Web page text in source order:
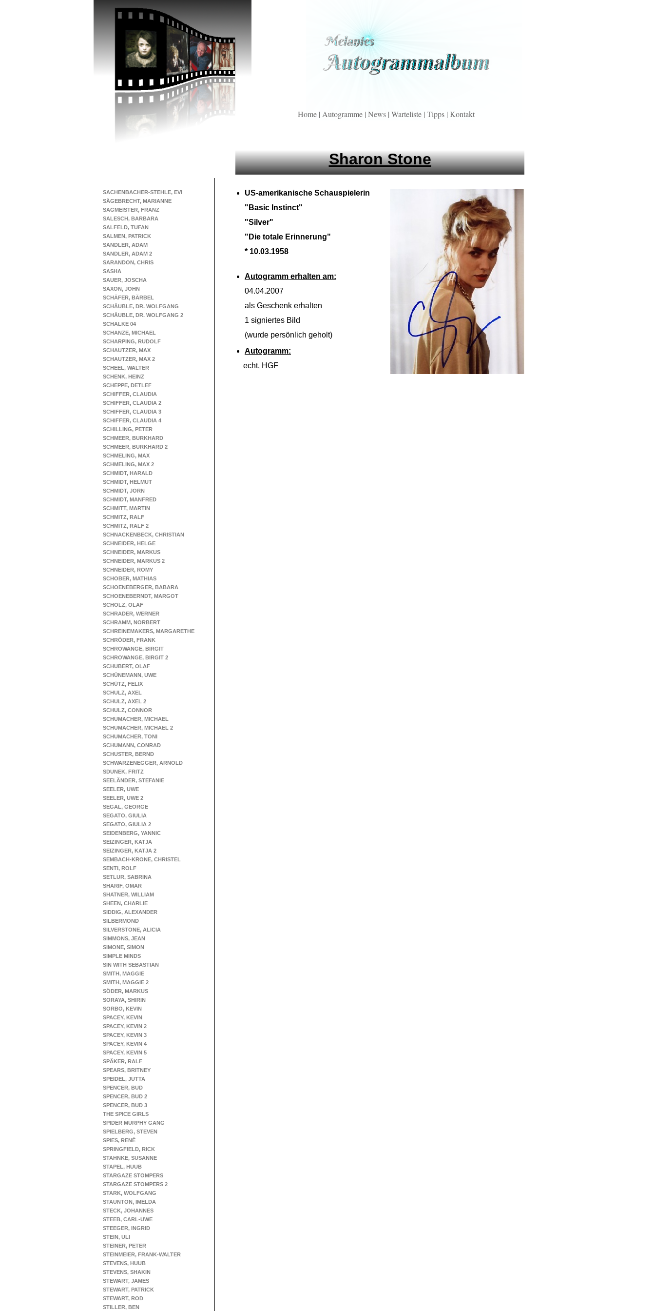
SACHENBACHER-STEHLE, EVI
SÄGEBRECHT, MARIANNE
SAGMEISTER, FRANZ
SALESCH, BARBARA
SALFELD, TUFAN
SALMEN, PATRICK
SANDLER, ADAM
SANDLER, ADAM 2
SARANDON, CHRIS
SASHA
SAUER, JOSCHA
SAXON, JOHN
SCHÄFER, BÄRBEL
SCHÄUBLE, DR. WOLFGANG
SCHÄUBLE, DR. WOLFGANG 2
SCHALKE 04
SCHANZE, MICHAEL
SCHARPING, RUDOLF
SCHAUTZER, MAX
SCHAUTZER, MAX 2
SCHEEL, WALTER
SCHENK, HEINZ
SCHEPPE, DETLEF
SCHIFFER, CLAUDIA
SCHIFFER, CLAUDIA 2
SCHIFFER, CLAUDIA 3
SCHIFFER, CLAUDIA 4
SCHILLING, PETER
SCHMEER, BURKHARD
SCHMEER, BURKHARD 2
SCHMELING, MAX
SCHMELING, MAX 2
SCHMIDT, HARALD
SCHMIDT, HELMUT
SCHMIDT, JÖRN
SCHMIDT, MANFRED
SCHMITT, MARTIN
SCHMITZ, RALF
SCHMITZ, RALF 2
SCHNACKENBECK, CHRISTIAN
SCHNEIDER, HELGE
SCHNEIDER, MARKUS
SCHNEIDER, MARKUS 2
SCHNEIDER, ROMY
SCHOBER, MATHIAS
SCHOENEBERGER, BABARA
SCHOENEBERNDT, MARGOT
SCHOLZ, OLAF
SCHRADER, WERNER
SCHRAMM, NORBERT
SCHREINEMAKERS, MARGARETHE
SCHRÖDER, FRANK
SCHROWANGE, BIRGIT
SCHROWANGE, BIRGIT 2
SCHUBERT, OLAF
SCHÜNEMANN, UWE
SCHÜTZ, FELIX
SCHULZ, AXEL
SCHULZ, AXEL 2
SCHULZ, CONNOR
SCHUMACHER, MICHAEL
SCHUMACHER, MICHAEL 2
SCHUMACHER, TONI
SCHUMANN, CONRAD
SCHUSTER, BERND
SCHWARZENEGGER, ARNOLD
SDUNEK, FRITZ
SEELÄNDER, STEFANIE
SEELER, UWE
SEELER, UWE 2
SEGAL, GEORGE
SEGATO, GIULIA
SEGATO, GIULIA 2
SEIDENBERG, YANNIC
SEIZINGER, KATJA
SEIZINGER, KATJA 2
SEMBACH-KRONE, CHRISTEL
SENTI, ROLF
SETLUR, SABRINA
SHARIF, OMAR
SHATNER, WILLIAM
SHEEN, CHARLIE
SIDDIG, ALEXANDER
SILBERMOND
SILVERSTONE, ALICIA
SIMMONS, JEAN
SIMONE, SIMON
SIMPLE MINDS
SIN WITH SEBASTIAN
SMITH, MAGGIE
SMITH, MAGGIE 2
SÖDER, MARKUS
SORAYA, SHIRIN
SORBO, KEVIN
SPACEY, KEVIN
SPACEY, KEVIN 2
SPACEY, KEVIN 3
SPACEY, KEVIN 4
SPACEY, KEVIN 5
SPÄKER, RALF
SPEARS, BRITNEY
SPEIDEL, JUTTA
SPENCER, BUD
SPENCER, BUD 2
SPENCER, BUD 3
THE SPICE GIRLS
SPIDER MURPHY GANG
SPIELBERG, STEVEN
SPIES, RENÉ
SPRINGFIELD, RICK
STAHNKE, SUSANNE
STAPEL, HUUB
STARGAZE STOMPERS
STARGAZE STOMPERS 2
STARK, WOLFGANG
STAUNTON, IMELDA
STECK, JOHANNES
STEEB, CARL-UWE
STEEGER, INGRID
STEIN, ULI
STEINER, PETER
STEINMEIER, FRANK-WALTER
STEVENS, HUUB
STEVENS, SHAKIN
STEWART, JAMES
STEWART, PATRICK
STEWART, ROD
STILLER, BEN
Sharon Stone
US-amerikanische Schauspielerin
"Basic Instinct"
"Silver"
"Die totale Erinnerung"
* 10.03.1958
Autogramm erhalten am:
04.04.2007
als Geschenk erhalten
1 signiertes Bild
(wurde persönlich geholt)
Autogramm:
echt, HGF
Home | Autogramme | News | Warteliste | Tipps | Kontakt